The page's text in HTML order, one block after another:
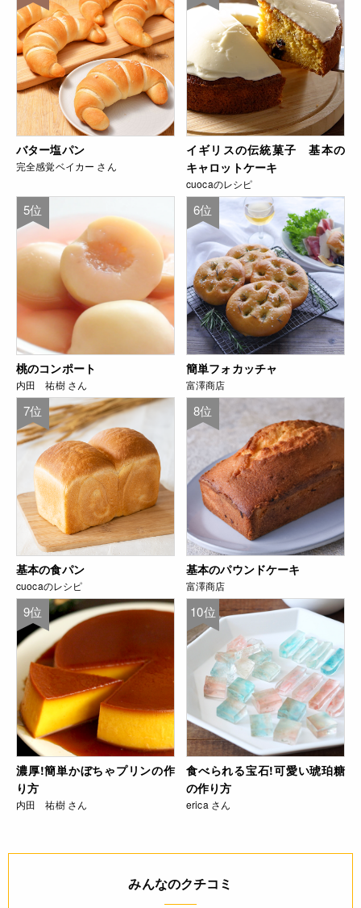
バター塩パン
完全感覚ベイカー さん
イギリスの伝統菓子 基本の
キャロットケーキ
cuocaのレシピ
5位
桃のコンポート
内田 祐樹 さん
6位
簡単フォカッチャ
富澤商店
7位
基本の食パン
cuocaのレシピ
8位
基本のパウンドケーキ
富澤商店
9位
濃厚!簡単かぼちゃプリンの作
り方
内田 祐樹 さん
10位
食べられる宝石!可愛い琥珀糖
の作り方
erica さん
みんなのクチコミ